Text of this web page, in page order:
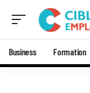
Business Formation